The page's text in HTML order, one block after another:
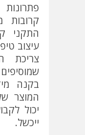
התקני
עיצוב
צריכת
בקנה
המוצר
יכול
ייכשל.